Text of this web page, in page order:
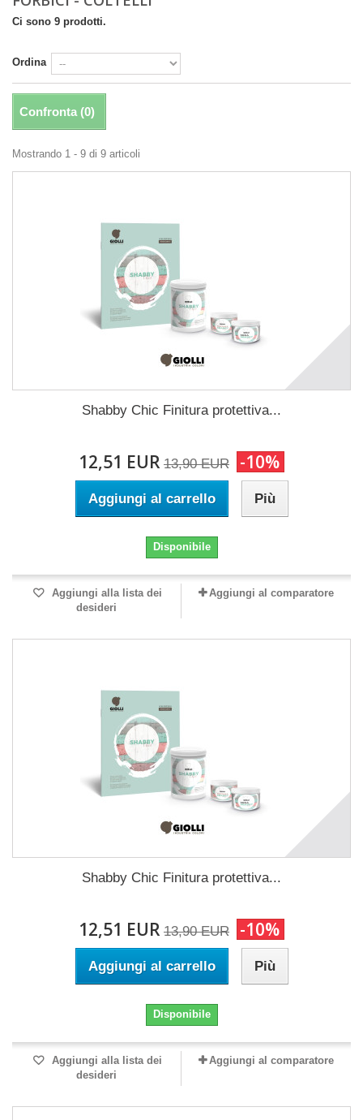
Ci sono 9 prodotti.
Ordina
Confronta (0)
Mostrando 1 - 9 di 9 articoli
Shabby Chic Finitura protettiva...
12,51 EUR 13,90 EUR -10%
Aggiungi al carrello Più
Disponibile
Aggiungi alla lista dei
desideri
Aggiungi al comparatore
Shabby Chic Finitura protettiva...
12,51 EUR 13,90 EUR -10%
Aggiungi al carrello Più
Disponibile
Aggiungi alla lista dei
desideri
Aggiungi al comparatore